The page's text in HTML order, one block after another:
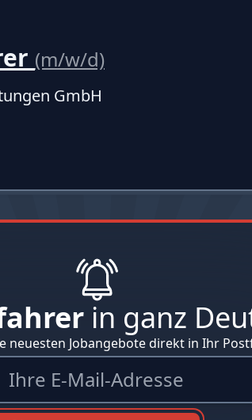
(m/w/d)
GmbH
in ganz
neuesten Jobangebote direkt in Ihr